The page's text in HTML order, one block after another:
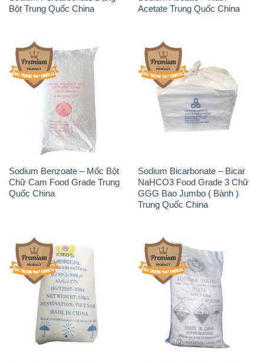
Bột Trung Quốc China
Acetate Trung Quốc China
Sodium Benzoate – Mốc Bột
Chữ Cam Food Grade Trung
Quốc China
Sodium Bicarbonate – Bicar
NaHCO3 Food Grade 3 Chữ
GGG Bao Jumbo ( Bành )
Trung Quốc China